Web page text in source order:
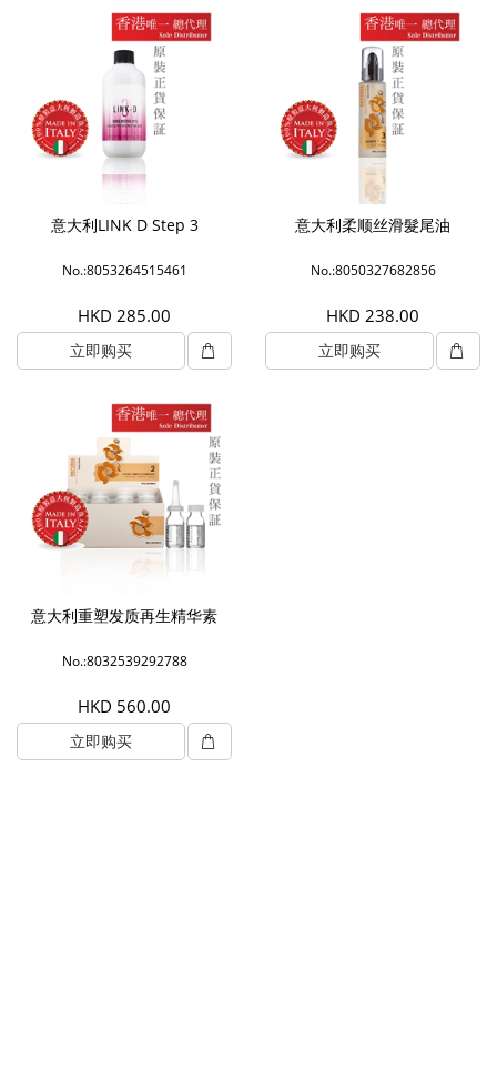
意大利LINK D Step 3
No.:8053264515461
HKD 285.00
立即购买
意大利柔顺丝滑髮尾油
No.:8050327682856
HKD 238.00
立即购买
意大利重塑发质再生精华素
No.:8032539292788
HKD 560.00
立即购买